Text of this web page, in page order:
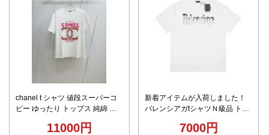
chanel t シャツ 値段スーパーコ
ピー ゆったり トップス 純綿 ロ
11000円
新着アイテムが入荷しました！
バレンシアガtシャツＮ級品 トッ
7000円